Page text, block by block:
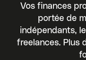
Vos finances
portée de
indépendants,
freelances. Plus